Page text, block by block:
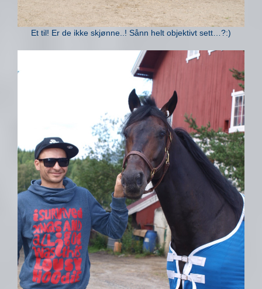
Et til! Er de ikke skjønne..! Sånn helt objektivt sett…?:)